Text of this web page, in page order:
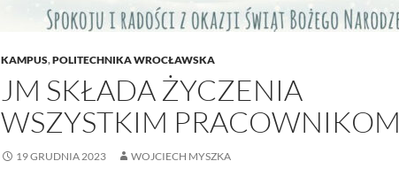
KAMPUS,POLITECHNIKA WROCŁAWSKA
JM SKŁADA ŻYCZENIA
WSZYSTKIM PRACOWNIKOM
19 GRUDNIA 2023 WOJCIECH MYSZKA